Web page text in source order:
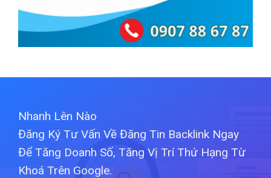
Nhanh Lên Nào
Đăng Ký Tư Vấn Về Đăng Tin Backlink Ngay
Để Tăng Doanh Số, Tăng Vị Trí Thứ Hạng Từ
Khoá Trên Google.